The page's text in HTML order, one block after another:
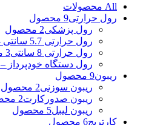
All محصولات
رول حرارتی9 محصول
رول پزشکی2 محصول
رول حرارتی 5.7 سانتی – پوز
رول حرارتی 8 سانتی
3 محصول
رول دستگاه خودپرداز – ATM
ریبون9 محصول
ریبون سوزنی2 محصول
ریبون صدورکارت2 محصول
ریبون لیبل5 محصول
کارتریج6 محصول